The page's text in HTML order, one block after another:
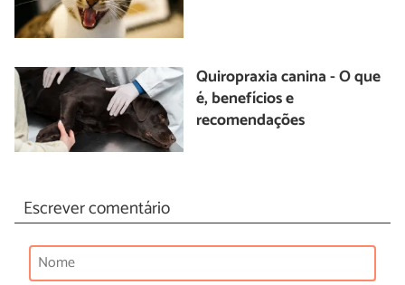
Quiropraxia canina - O que
é, benefícios e
recomendações
Escrever comentário